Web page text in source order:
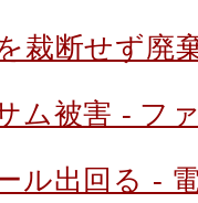
裁断せず廃
ム被害 - フ
ル出回る -